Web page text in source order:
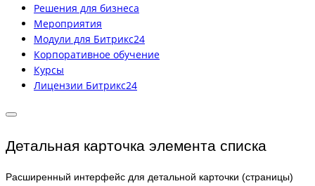
Решения для бизнеса
Мероприятия
Модули для Битрикс24
Корпоративное обучение
Курсы
Лицензии Битрикс24
Детальная карточка элемента списка
Расширенный интерфейс для детальной карточки (страницы)